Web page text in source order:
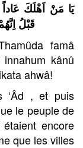
يَا مَنْ اَهْلَكَ
قَبْلُ
famâ
kânû
ahwâ!
‘Âd , et puis
le peuple de
encore
que les villes